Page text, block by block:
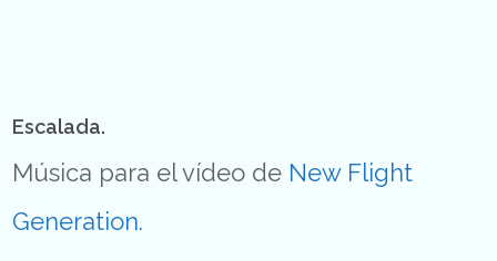
Escalada.
Música para el vídeo de New Flight
Generation.